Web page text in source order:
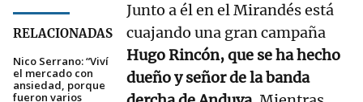
RELACIONADAS
Nico Serrano: “Viví
el mercado con
ansiedad, porque
fueron varios
Junto a él en el Mirandés está
cuajando una gran campaña
Hugo Rincón, que se ha hecho
dueño y señor de la banda